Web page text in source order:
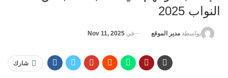
النواب 2025
بواسطة مدير الموقع في Nov 11, 2025
شارك